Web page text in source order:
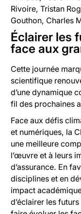
Rivoire, Tristan
Gouthon, Charles
Éclairer les
face aux
Cette journée
scientifique
d’une dynamique
fil des prochaines
Face aux défis
et numériques, la
une meilleure
l’œuvre et à leurs
d’assurance. En
disciplines et en
impact
d’éclairer les